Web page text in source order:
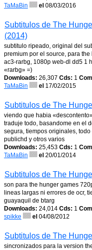
TaMaBin
el 08/03/2016
Subtitulos de The
(2014)
subtitulo ripeado, original del
premium por el source, para
ac3-rarbg, 1080p web-dl dd5 1
«rarbg» =)
Downloads: 26,307 Cds: 1
TaMaBin
el 17/02/2015
Subtitulos de The
viendo que habia
traduje todo, basandome en el
segura, tiempos originales,
publichd y otros varios
Downloads: 25,453 Cds: 1
TaMaBin
el 20/01/2014
Subtitulos de The
son para the hunger games
lineas largas ni errores de ocr,
guayaquil de btarg
Downloads: 24,014 Cds: 1
spikke
el 04/08/2012
Subtitulos de The
sincronizados para la version